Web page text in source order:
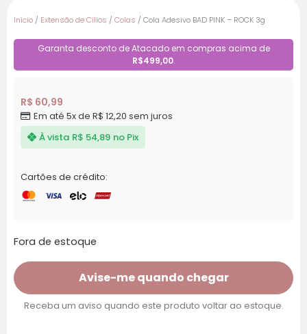
Início / Extensão de Cílios / Colas / Cola Adesivo BAD PINK – ROCK 3g
Garanta desconto de Atacado em compras acima de
R$499,00.
R$ 60,99
Em até 5x de R$ 12,20 sem juros
À vista R$ 54,89 no Pix
Cartões de crédito:
Fora de estoque
Avise-me quando chegar
Receba um aviso quando este produto voltar ao estoque.